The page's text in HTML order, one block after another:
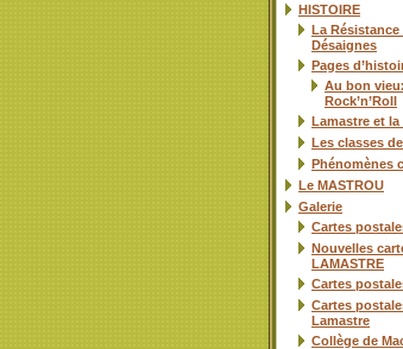
HISTOIRE
La Résistance
Désaignes
Pages
Au bon
Rock’n’Roll
Lamastre et la
Les classes
Phénomènes
Le MASTROU
Galerie
Cartes
Nouvelles
LAMASTRE
Cartes
Cartes
Lamastre
Collège de